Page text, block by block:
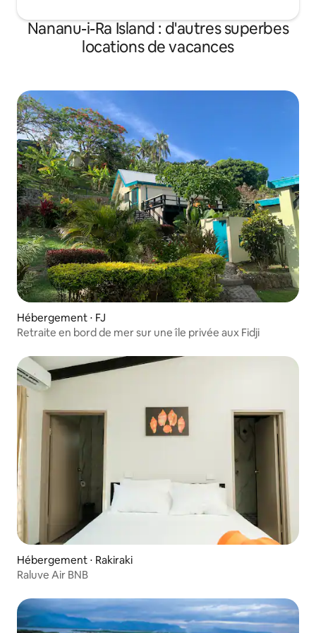
Nananu-i-Ra Island : d'autres superbes
locations de vacances
Hébergement ⋅ FJ
Retraite en bord de mer sur une île privée aux Fidji
Hébergement ⋅ Rakiraki
Raluve Air BNB